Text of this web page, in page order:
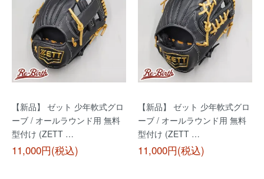
【新品】 ゼット 少年軟式グロ
ーブ / オールラウンド用 無料
型付け (ZETT …
11,000円(税込)
【新品】 ゼット 少年軟式グロ
ーブ / オールラウンド用 無料
型付け (ZETT …
11,000円(税込)